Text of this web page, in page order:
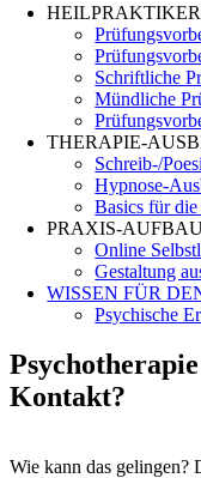
Schriftliche
Mündliche
THERAPIE-
Schreib-/
Hypnose-
Basics für
PRAXIS-
Online
Gestaltung
WISSEN FÜR
Psychische
Kontakt?
Wie kann das